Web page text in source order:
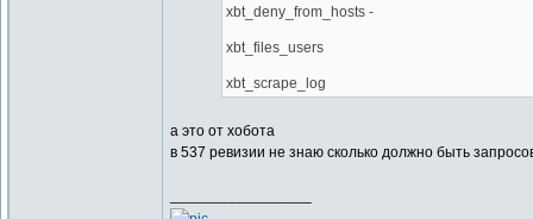
xbt_deny_from_hosts -
xbt_files_users
xbt_scrape_log
а это от хобота
в 537 ревизии не знаю сколько должно быть